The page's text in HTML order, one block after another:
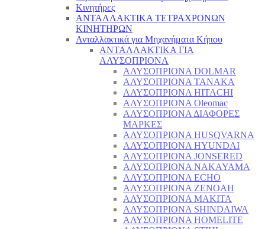
Κινητήρες
ΑΝΤΑΛΛΑΚΤΙΚΑ ΤΕΤΡΑΧΡΟΝΩΝ
ΚΙΝΗΤΗΡΩΝ
Ανταλλακτικά για Μηχανήματα Κήπου
ΑΝΤΑΛΛΑΚΤΙΚΑ ΓΙΑ
ΑΛΥΣΟΠΡΙΟΝΑ
ΑΛΥΣΟΠΡΙΟΝΑ DOLMAR
ΑΛΥΣΟΠΡΙΟΝΑ TANAKA
ΑΛΥΣΟΠΡΙΟΝΑ HITACHI
ΑΛΥΣΟΠΡΙΟΝΑ Oleomac
ΑΛΥΣΟΠΡΙΟΝΑ ΔΙΑΦΟΡΕΣ
ΜΑΡΚΕΣ
ΑΛΥΣΟΠΡΙΟΝΑ HUSQVARNA
ΑΛΥΣΟΠΡΙΟΝΑ HYUNDAI
ΑΛΥΣΟΠΡΙΟΝΑ JONSERED
ΑΛΥΣΟΠΡΙΟΝΑ NAKAYAMA
ΑΛΥΣΟΠΡΙΟΝΑ ECHO
ΑΛΥΣΟΠΡΙΟΝΑ ZENOAH
ΑΛΥΣΟΠΡΙΟΝΑ MAKITA
ΑΛΥΣΟΠΡΙΟΝΑ SHINDAIWA
ΑΛΥΣΟΠΡΙΟΝΑ HOMELITE